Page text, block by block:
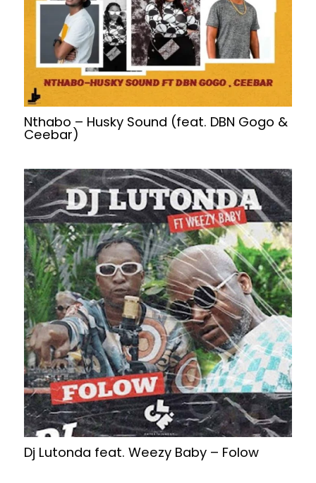
Nthabo – Husky Sound (feat. DBN Gogo &
Ceebar)
Dj Lutonda feat. Weezy Baby – Folow